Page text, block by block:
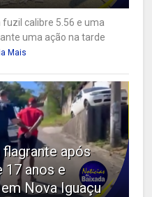
calibre 5.56 e uma
uma ação na tarde
Mais
após
17 anos e
Nova Iguaçu